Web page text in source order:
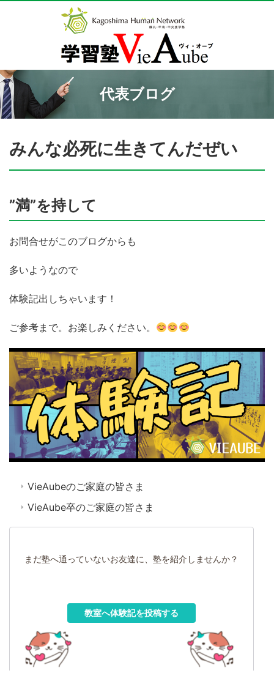
代表ブログ
みんな必死に生きてんだぜい
”満”を持して
お問合せがこのブログからも
多いようなので
体験記出しちゃいます！
ご参考まで。お楽しみください。
VieAubeのご家庭の皆さま
VieAube卒のご家庭の皆さま
まだ塾へ通っていないお友達に、塾を紹介しませんか？
教室へ体験記を投稿する